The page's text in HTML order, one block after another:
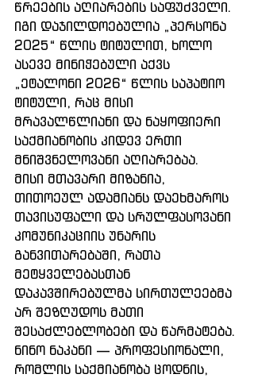
წრეების აღიარების საფუძველი.
იგი დაჯილდოებულია „პერსონა
2025“ წლის ტიტულით, ხოლო
ასევე მინიჭებული აქვს
„ეტალონი 2026“ წლის საპატიო
ტიტული, რაც მისი
მრავალწლიანი და ნაყოფიერი
საქმიანობის კიდევ ერთი
მნიშვნელოვანი აღიარებაა.
მისი მთავარი მიზანია,
თითოეულ ადამიანს დაეხმაროს
თავისუფალი და სრულფასოვანი
კომუნიკაციის უნარის
განვითარებაში, რათა
მეტყველებასთან
დაკავშირებულმა სირთულეებმა
არ შეზღუდოს მათი
შესაძლებლობები და წარმატება.
ნინო ნაკანი — პროფესიონალი,
რომლის საქმიანობა ცოდნის,